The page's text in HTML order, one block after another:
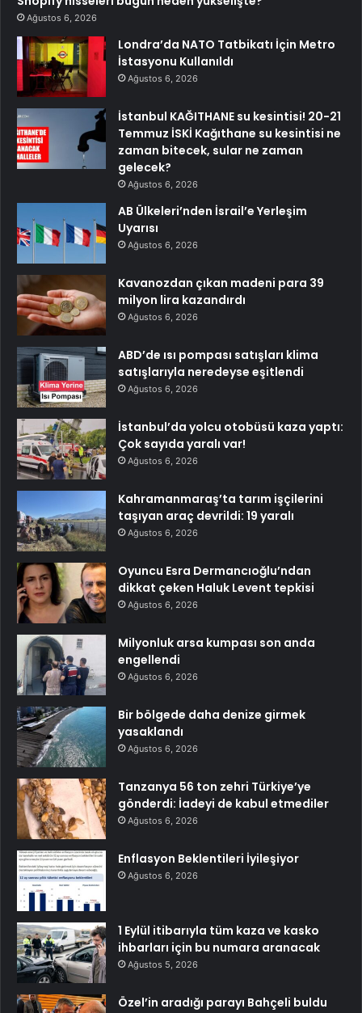
Ağustos 6, 2026
Londra’da NATO Tatbikatı İçin Metro
İstasyonu Kullanıldı
Ağustos 6, 2026
İstanbul KAĞITHANE su kesintisi! 20-21
Temmuz İSKİ Kağıthane su kesintisi ne
zaman bitecek, sular ne zaman
gelecek?
Ağustos 6, 2026
AB Ülkeleri’nden İsrail’e Yerleşim
Uyarısı
Ağustos 6, 2026
Kavanozdan çıkan madeni para 39
milyon lira kazandırdı
Ağustos 6, 2026
ABD’de ısı pompası satışları klima
satışlarıyla neredeyse eşitlendi
Ağustos 6, 2026
İstanbul’da yolcu otobüsü kaza yaptı:
Çok sayıda yaralı var!
Ağustos 6, 2026
Kahramanmaraş’ta tarım işçilerini
taşıyan araç devrildi: 19 yaralı
Ağustos 6, 2026
Oyuncu Esra Dermancıoğlu’ndan
dikkat çeken Haluk Levent tepkisi
Ağustos 6, 2026
Milyonluk arsa kumpası son anda
engellendi
Ağustos 6, 2026
Bir bölgede daha denize girmek
yasaklandı
Ağustos 6, 2026
Tanzanya 56 ton zehri Türkiye’ye
gönderdi: İadeyi de kabul etmediler
Ağustos 6, 2026
Enflasyon Beklentileri İyileşiyor
Ağustos 6, 2026
1 Eylül itibarıyla tüm kaza ve kasko
ihbarları için bu numara aranacak
Ağustos 5, 2026
Özel’in aradığı parayı Bahçeli buldu